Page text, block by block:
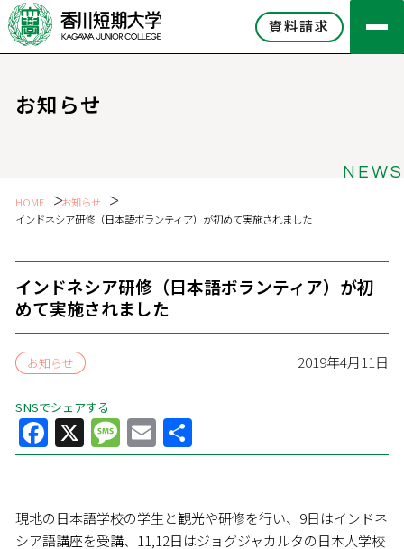
資料請求
お知らせ
NEWS
HOME
お知らせ
インドネシア研修（日本語ボランティア）が初めて実施されました
インドネシア研修（日本語ボランティア）が初
めて実施されました
お知らせ 2019年4月11日
SNSでシェアする
Facebook
X Message
Email
有
現地の日本語学校の学生と観光や研修を行い、9日はインドネ
シア語講座を受講、11,12日はジョグジャカルタの日本人学校